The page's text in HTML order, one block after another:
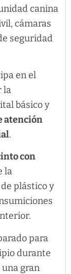
canina
cámaras
seguridad
en el
la
básico y
atención
.
con
la
plástico y
para
durante
una gran